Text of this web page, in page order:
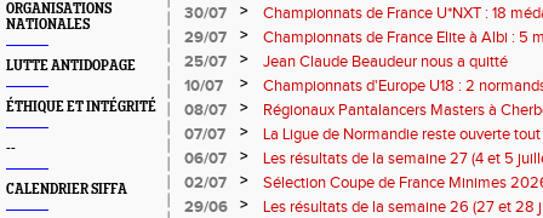
ORGANISATIONS
NATIONALES
LUTTE ANTIDOPAGE
ÉTHIQUE ET INTÉGRITÉ
--
CALENDRIER SIFFA
30/07
>
Championnats de France U*NXT : 18
29/07
>
Championnats de France Elite à Albi : 5
titres !
25/07 >
Jean Claude Beaudeur nous a quitté
10/07
>
Championnats d'Europe U18 : 2
08/07
>
Régionaux Pantalancers Masters à
07/07
>
La Ligue de Normandie reste ouverte tout
06/07
>
Les résultats de la semaine 27 (4 et 5
02/07
>
Sélection Coupe de France Minimes
29/06
>
Les résultats de la semaine 26 (27 et 28